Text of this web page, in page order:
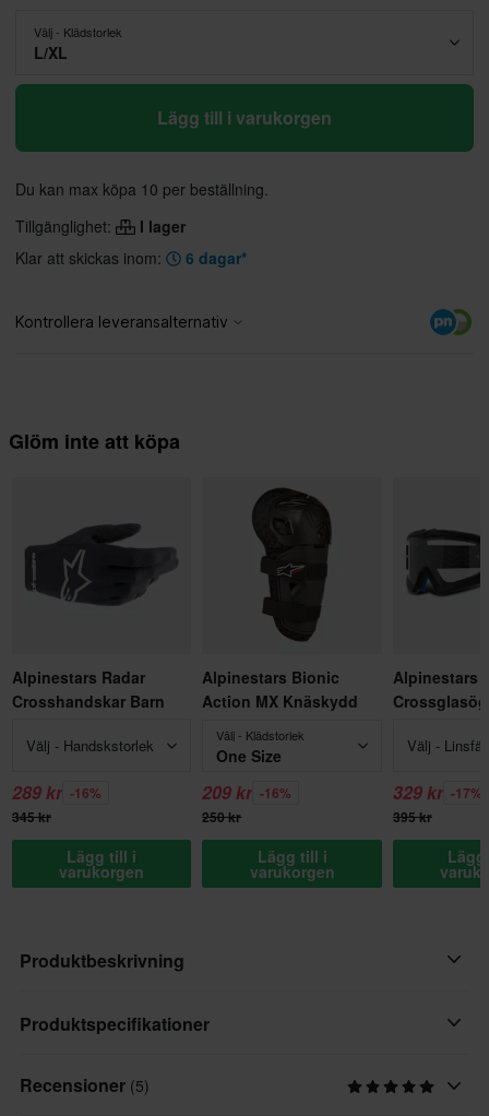
Välj - Klädstorlek
L/XL
Lägg till i varukorgen
Du kan max köpa 10 per beställning.
Tillgänglighet:
I lager
Klar att skickas inom:
6 dagar*
Glöm inte att köpa
Alpinestars Radar
Crosshandskar Barn
Välj - Handskstorlek
289 kr -16%
345 kr
Lägg till i
varukorgen
Alpinestars Bionic
Action MX Knäskydd
Välj - Klädstorlek
One Size
209 kr -16%
250 kr
Lägg till i
varukorgen
Alpinestars
Välj -
329 kr -17%
395 kr
Produktbeskrivning
Mycket prisvärt nackskydd som speciellt anpassats för barn.
både är säkerhetsmässigt bra och otroligt lättskött när du kört på
Produktspecifikationer
Varumärke
Recensioner (5)